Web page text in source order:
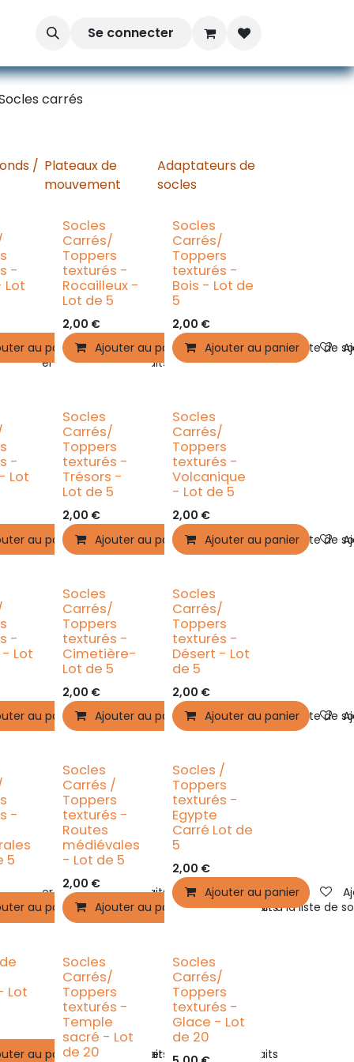
Se connecter
carrés
/ Plateaux de
mouvement
Adaptateurs de
socles
Ajouter à la liste de souhaits
-
Lot
au panier
Ajouter à la liste de souhaits
Socles
Carrés/
Toppers
texturés -
Rocailleux -
Lot de 5
2,00 €
Ajouter au panier
Ajouter à la liste de
Socles
Carrés/
Toppers
texturés -
Bois - Lot de
5
2,00 €
Ajouter au panier
Ajouter à la liste de souhaits
-
Lot
au panier
Ajouter à la liste de souhaits
Socles
Carrés/
Toppers
texturés -
Trésors -
Lot de 5
2,00 €
Ajouter au panier
Ajouter à la liste de
Socles
Carrés/
Toppers
texturés -
Volcanique
- Lot de 5
2,00 €
Ajouter au panier
Ajouter à la liste de souhaits
-
Lot
au panier
Ajouter à la liste de souhaits
Socles
Carrés/
Toppers
texturés -
Cimetière-
Lot de 5
2,00 €
Ajouter au panier
Ajouter à la liste de
Socles
Carrés/
Toppers
texturés -
Désert - Lot
de 5
2,00 €
Ajouter au panier
Ajouter à la liste de souhaits
-
5
au panier
Ajouter à la liste de souhaits
Socles
Carrés /
Toppers
texturés -
Routes
médiévales
- Lot de 5
2,00 €
Ajouter au panier
Ajouter à la liste de
Socles /
Toppers
texturés -
Egypte
Carré Lot de
5
2,00 €
Ajouter au panier
Ajouter à la liste de souhaits
Lot
au panier
Ajouter à la liste de souhaits
Socles
Carrés/
Toppers
texturés -
Temple
sacré - Lot
de 20
Socles
Carrés/
Toppers
texturés -
Glace - Lot
de 20